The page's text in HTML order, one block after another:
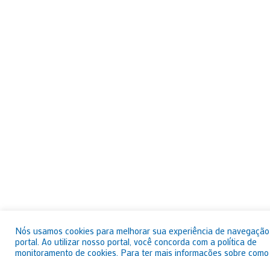
Nós usamos cookies para melhorar sua experiência de
portal. Ao utilizar nosso portal, você concorda com a política de
monitoramento de cookies. Para ter mais informações sobre